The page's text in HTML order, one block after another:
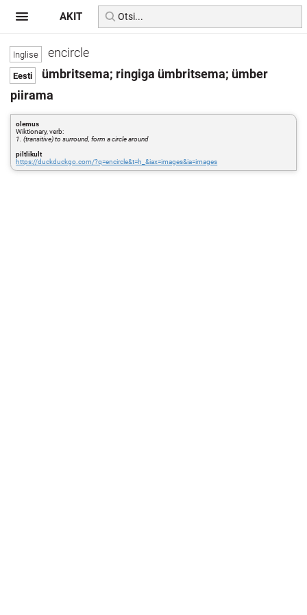
encircle
ümbritsema; ringiga ümbritsema; ümber
piirama
olemus
Wiktionary, verb:
1. (transitive) to surround, form a circle around
piltlikult
https://duckduckgo.com/?q=encircle&t=h_&iax=images&ia=images
AKIT